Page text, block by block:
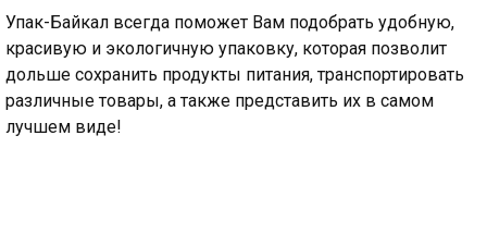
Упак-Байкал всегда поможет Вам подобрать удобную,
красивую и экологичную упаковку, которая позволит
дольше сохранить продукты питания, транспортировать
различные товары, а также представить их в самом
лучшем виде!